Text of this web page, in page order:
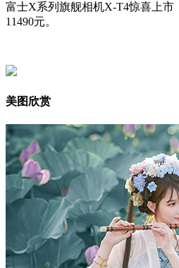
富士X系列旗舰相机X-T4惊喜上市
11490元。
美图欣赏